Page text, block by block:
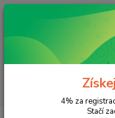
4% za
Stačí